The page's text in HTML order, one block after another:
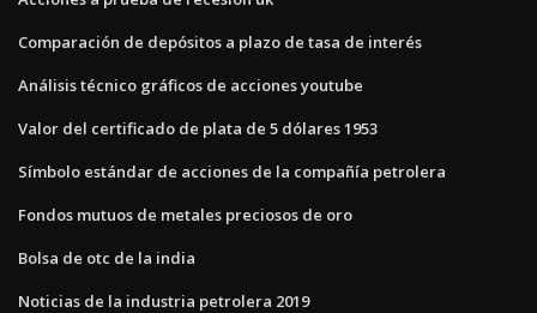
Comparación de depósitos a plazo de tasa de interés
Análisis técnico gráficos de acciones youtube
Valor del certificado de plata de 5 dólares 1953
Símbolo estándar de acciones de la compañía petrolera
Fondos mutuos de metales preciosos de oro
Bolsa de otc de la india
Noticias de la industria petrolera 2019